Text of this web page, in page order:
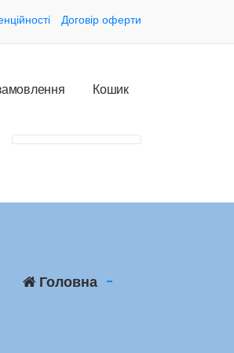
Договір оферти
амовлення Кошик
Головна -